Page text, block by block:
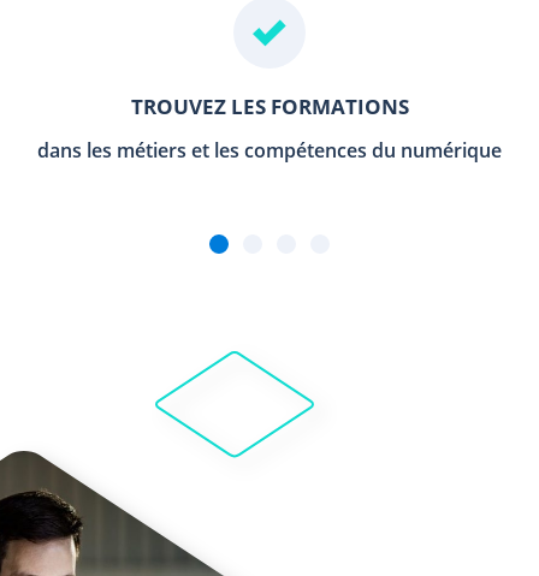
TROUVEZ LES FORMATIONS
dans les métiers et les compétences du numérique